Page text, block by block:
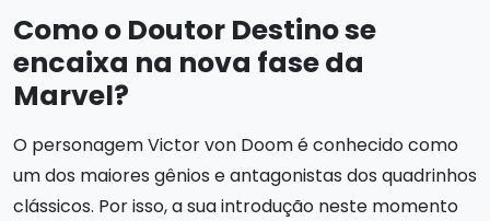
Como o Doutor Destino se
encaixa na nova fase da
Marvel?
O personagem Victor von Doom é conhecido como
um dos maiores gênios e antagonistas dos quadrinhos
clássicos. Por isso, a sua introdução neste momento